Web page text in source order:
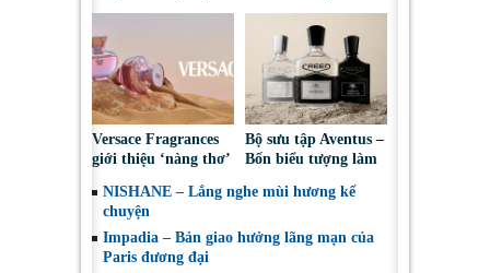
nhìn của Creed
Versace Fragrances
giới thiệu ‘nàng thơ’
Dylan Blush Pink
Bộ sưu tập Aventus –
Bốn biểu tượng làm
NISHANE – Lắng nghe mùi hương kể
chuyện
Impadia – Bản giao hưởng lãng mạn của
Paris đương đại